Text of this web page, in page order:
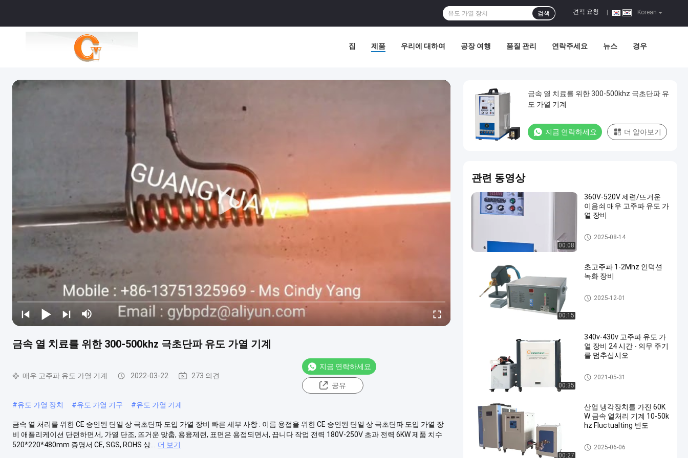
Korean
견적 요청
검색
집 제품 우리에 대하여 공장 여행 품질 관리 연락주세요 뉴스 경우
금속 열 치료를 위한 300-500khz 극초단파 유도 가열 기계
매우 고주파 유도 가열 기계 2022-03-22 273 의견
지금 연락하세요
공유
#유도 가열 장치 #유도 가열 기구 #유도 가열 기계
금속 열 처리를 위한 CE 승인된 단일 상 극초단파 도입 가열 장비 빠른 세부 사항 : 이름 용접을 위한 CE 승인된 단일 상 극초단파 도입 가열 장
비 애플리케이션 단련하면서, 가열 단조, 뜨거운 맞춤, 용융제련, 표면은 용접되면서, 끕니다 작업 전력 180V-250V 초과 전력 6KW 제품 치수
520*220*480mm 증명서 CE, SGS, ROHS 상...
더 보기
금속 열 치료를 위한 300-500khz 극초단파 유
도 가열 기계
지금 연락하세요 더 알아보기
관련 동영상
00:08
360V-520V 제련/뜨거운
이음쇠 매우 고주파 유도 가
열 장비
매우 고주파 유도 가열 기계
2025-08-14
00:15
초고주파 1-2Mhz 인덕션
녹화 장비
매우 고주파 유도 가열 기계
2025-12-01
00:35
340v-430v 고주파 유도 가
열 장비 24 시간 - 의무 주기
를 멈추십시오
유도 가열 기계
2021-05-31
00:27
산업 냉각장치를 가진 60K
W 금속 열처리 기계 10-50k
hz Fluctualting 빈도
유도 가열 장치
2025-06-06